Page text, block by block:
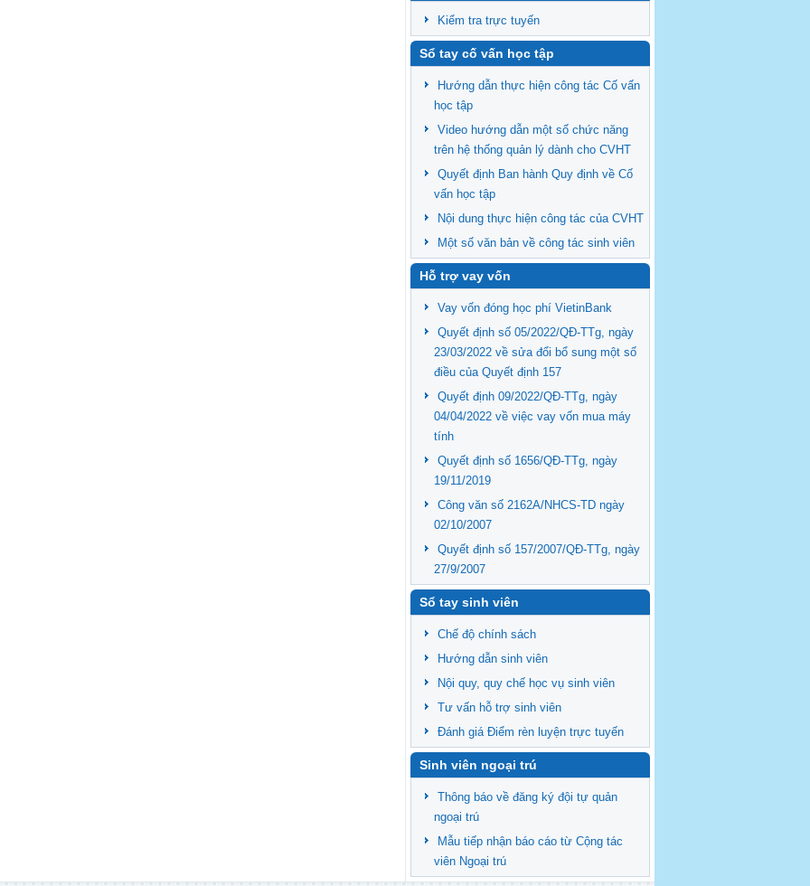
Kiểm tra trực tuyến
Sổ tay cố vấn học tập
Hướng dẫn thực hiện công tác Cố vấn
học tập
Video hướng dẫn một số chức năng
trên hệ thống quản lý dành cho CVHT
Quyết định Ban hành Quy định về Cố
vấn học tập
Nội dung thực hiện công tác của CVHT
Một số văn bản về công tác sinh viên
Hỗ trợ vay vốn
Vay vốn đóng học phí VietinBank
Quyết định số 05/2022/QĐ-TTg, ngày
23/03/2022 về sửa đổi bổ sung một số
điều của Quyết định 157
Quyết định 09/2022/QĐ-TTg, ngày
04/04/2022 về việc vay vốn mua máy
tính
Quyết định số 1656/QĐ-TTg, ngày
19/11/2019
Công văn số 2162A/NHCS-TD ngày
02/10/2007
Quyết định số 157/2007/QĐ-TTg, ngày
27/9/2007
Sổ tay sinh viên
Chế độ chính sách
Hướng dẫn sinh viên
Nội quy, quy chế học vụ sinh viên
Tư vấn hỗ trợ sinh viên
Đánh giá Điểm rèn luyện trực tuyến
Sinh viên ngoại trú
Thông báo về đăng ký đội tự quản
ngoại trú
Mẫu tiếp nhận báo cáo từ Cộng tác
viên Ngoại trú